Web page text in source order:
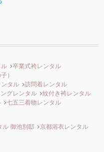
卒業式袴レンタル
）
タル
訪問着レンタル
グレンタル
紋付き袴レンタル
七五三着物レンタル
ル 御池別邸
京都浴衣レンタル